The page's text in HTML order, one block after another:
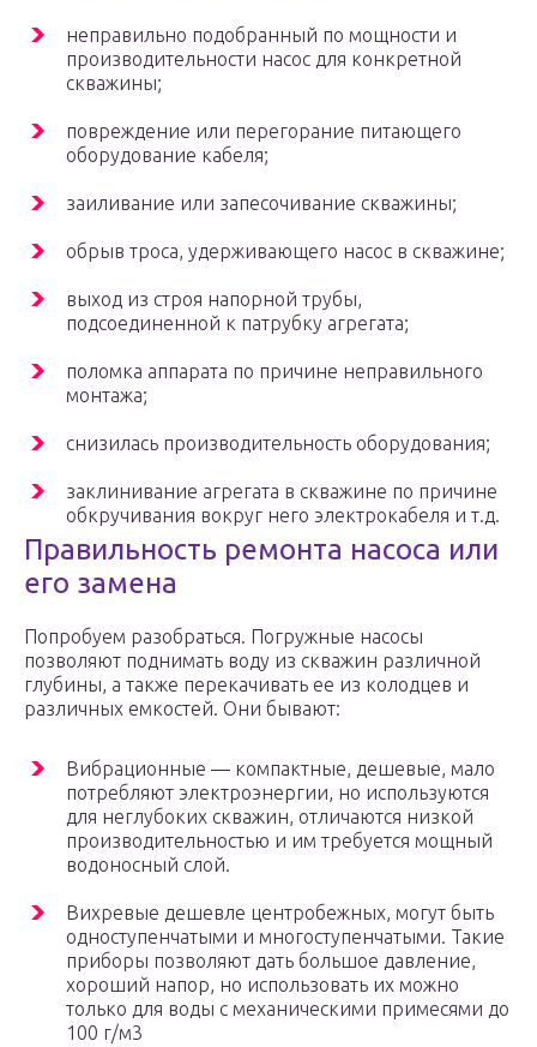
неправильно подобранный по мощности и
производительности насос для конкретной
скважины;
повреждение или перегорание питающего
оборудование кабеля;
заиливание или запесочивание скважины;
обрыв троса, удерживающего насос в скважине;
выход из строя напорной трубы,
подсоединенной к патрубку агрегата;
поломка аппарата по причине неправильного
монтажа;
снизилась производительность оборудования;
заклинивание агрегата в скважине по причине
обкручивания вокруг него электрокабеля и т.д.
Правильность ремонта насоса или
его замена
Попробуем разобраться. Погружные насосы
позволяют поднимать воду из скважин различной
глубины, а также перекачивать ее из колодцев и
различных емкостей. Они бывают:
Вибрационные — компактные, дешевые, мало
потребляют электроэнергии, но используются
для неглубоких скважин, отличаются низкой
производительностью и им требуется мощный
водоносный слой.
Вихревые дешевле центробежных, могут быть
одноступенчатыми и многоступенчатыми. Такие
приборы позволяют дать большое давление,
хороший напор, но использовать их можно
только для воды с механическими примесями до
100 г/м3